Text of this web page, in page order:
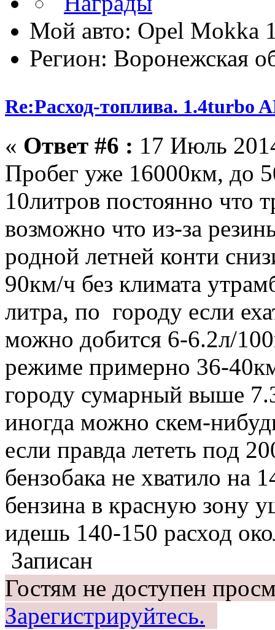
Мой авто: Opel
Регион: Воронежская
Re:Расход-топлива. 1.4turbo
« Ответ #6 : 17 Июль
Пробег уже 16000км, до
10литров постоянно что
возможно что из-за
родной летней конти
90км/ч без климата
литра, по городу если
можно добится 6-6.2л/
режиме примерно 36-
городу сумарный выше
иногда можно скем-
если правда лететь под
бензобака не хватило на
бензина в красную зону
идешь 140-150 расход
Записан
Гостям не доступен
Зарегистрируйтесь.